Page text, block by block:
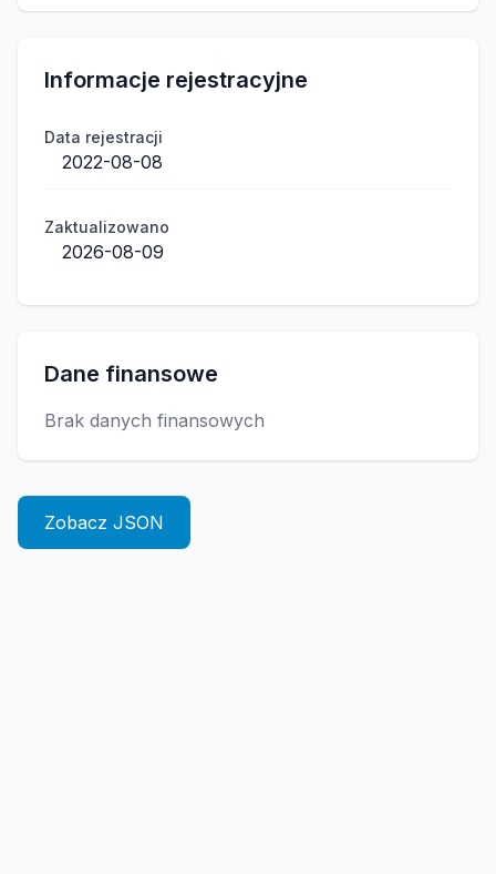
Informacje rejestracyjne
Data rejestracji
2022-08-08
Zaktualizowano
2026-08-09
Dane finansowe
Brak danych finansowych
Zobacz JSON